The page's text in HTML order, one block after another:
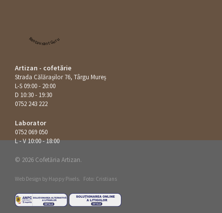
Restaurant Guru
Artizan - cofetărie
Strada Călăraşilor 76, Târgu Mureș
L-S 09:00 - 20:00
D 10:30 - 19:30
0752 243 222
Laborator
0752 069 050
L - V 10:00 - 18:00
© 2026 Cofetăria Artizan.
Web Design by Happy Pixels. Foto: Cristians